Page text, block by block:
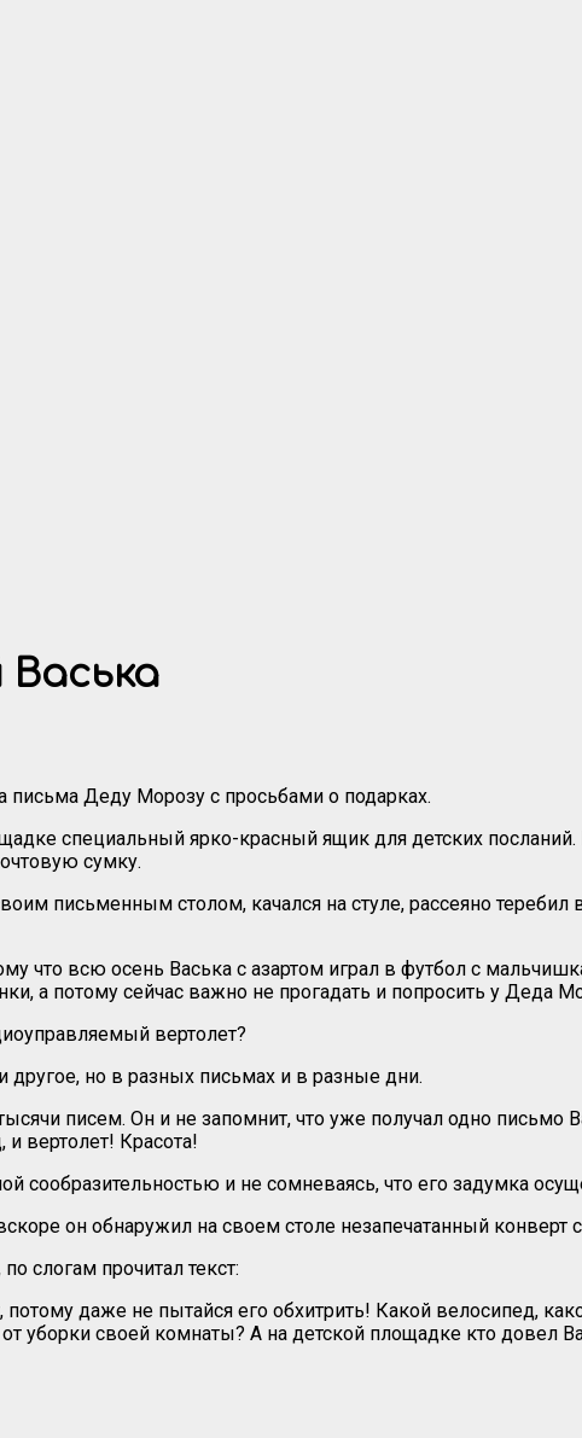
Деду Морозу с просьбами о подарках.
специальный ярко-красный ящик для детских
сумку.
письменным столом, качался на стуле, рассеяно
что всю осень Васька с азартом играл в футбол с
а потому сейчас важно не прогадать и попросить у Деда
вертолет?
другое, но в разных письмах и в разные дни.
писем. Он и не запомнит, что уже получал одно
вертолет! Красота!
сообразительностью и не сомневаясь, что его задумка
он обнаружил на своем столе незапечатанный конверт
слогам прочитал текст:
даже не пытайся его обхитрить! Какой велосипед,
уборки своей комнаты? А на детской площадке кто довел